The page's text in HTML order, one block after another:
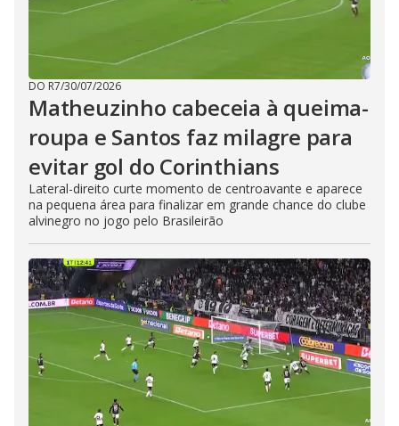
DO R7/30/07/2026
Matheuzinho cabeceia à queima-
roupa e Santos faz milagre para
evitar gol do Corinthians
Lateral-direito curte momento de centroavante e aparece
na pequena área para finalizar em grande chance do clube
alvinegro no jogo pelo Brasileirão